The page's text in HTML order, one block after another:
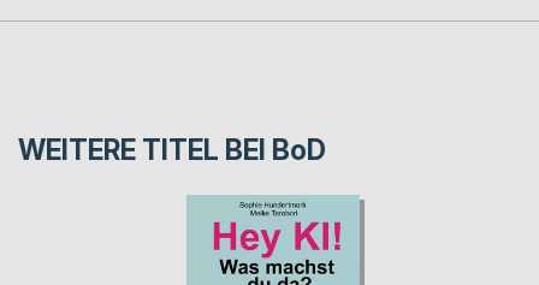
WEITERE TITEL BEI BoD